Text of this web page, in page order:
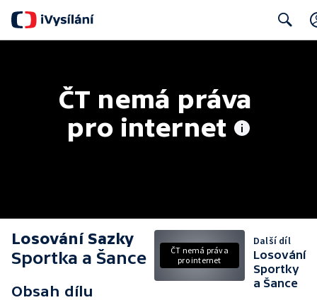
ČT nemá práva
pro internet
Losování Sazky
Sportka a Šance
Obsah dílu
ČT nemá práva
pro internet
Další díl
Losování
Sportky
a Šance